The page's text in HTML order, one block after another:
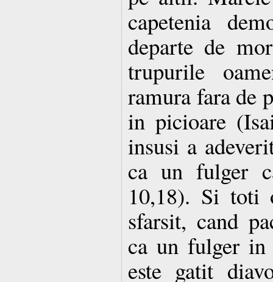
capetenia
departe de
trupurile
ramura fara de
in picioare
insusi a
ca un fulger
10,18). Si toti
sfarsit, cand
ca un fulger in
este gatit